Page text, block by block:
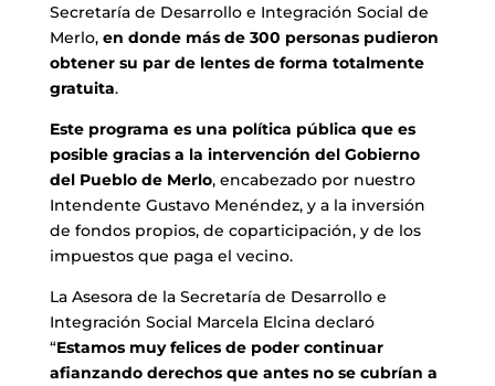
Secretaría de Desarrollo e Integración Social de
Merlo, en donde más de 300 personas pudieron
obtener su par de lentes de forma totalmente
gratuita.
Este programa es una política pública que es
posible gracias a la intervención del Gobierno
del Pueblo de Merlo, encabezado por nuestro
Intendente Gustavo Menéndez, y a la inversión
de fondos propios, de coparticipación, y de los
impuestos que paga el vecino.
La Asesora de la Secretaría de Desarrollo e
Integración Social Marcela Elcina declaró
“Estamos muy felices de poder continuar
afianzando derechos que antes no se cubrían a